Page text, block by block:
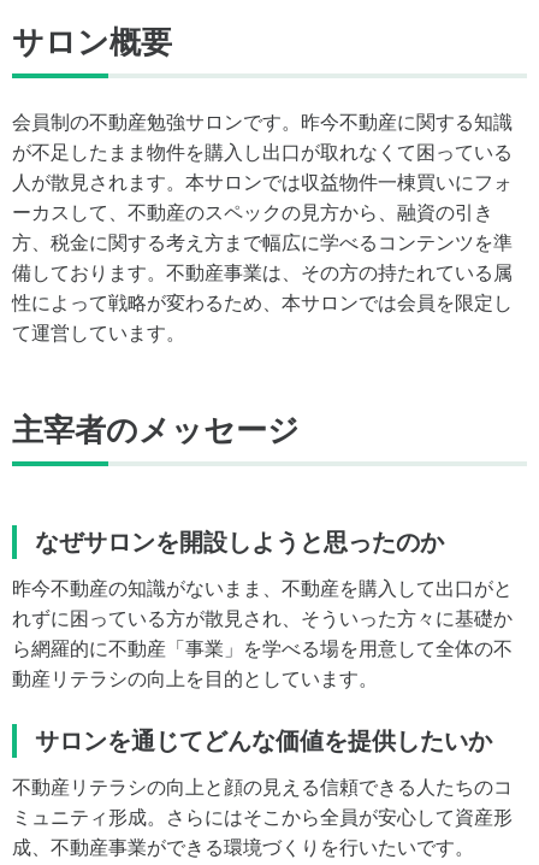
サロン概要
会員制の不動産勉強サロンです。昨今不動産に関する知識
が不足したまま物件を購入し出口が取れなくて困っている
人が散見されます。本サロンでは収益物件一棟買いにフォ
ーカスして、不動産のスペックの見方から、融資の引き
方、税金に関する考え方まで幅広に学べるコンテンツを準
備しております。不動産事業は、その方の持たれている属
性によって戦略が変わるため、本サロンでは会員を限定し
て運営しています。
主宰者のメッセージ
なぜサロンを開設しようと思ったのか
昨今不動産の知識がないまま、不動産を購入して出口がと
れずに困っている方が散見され、そういった方々に基礎か
ら網羅的に不動産「事業」を学べる場を用意して全体の不
動産リテラシの向上を目的としています。
サロンを通じてどんな価値を提供したいか
不動産リテラシの向上と顔の見える信頼できる人たちのコ
ミュニティ形成。さらにはそこから全員が安心して資産形
成、不動産事業ができる環境づくりを行いたいです。